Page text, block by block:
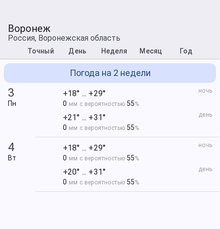
Воронеж
Россия, Воронежская область
Точный День Неделя Месяц Год
Погода на 2 недели
3
Пн
ночь
+18° ... +29°
0 мм с вероятностью 55%
день
+21° ... +31°
0 мм с вероятностью 55%
4
Вт
ночь
+18° ... +29°
0 мм с вероятностью 55%
день
+20° ... +31°
0 мм с вероятностью 55%